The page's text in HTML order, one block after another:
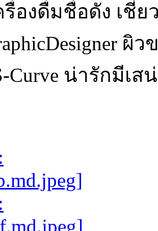
รื่องดื่มชื่อดัง เชี่
Curve น่ารักมีเ